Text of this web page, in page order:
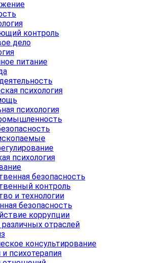
контроль
дело
питание
психология
психология
психология
безопасность
контроль
и технологии
безопасность
коррупции
отраслей
консультирование
психотерапия